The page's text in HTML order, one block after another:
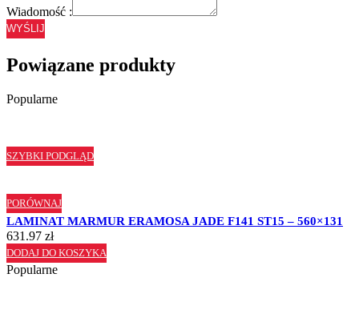
Wiadomość :
WYŚLIJ
Powiązane produkty
Popularne
SZYBKI PODGLĄD
PORÓWNAJ
LAMINAT MARMUR ERAMOSA JADE F141 ST15 – 560×131
631.97 zł
DODAJ DO KOSZYKA
Popularne